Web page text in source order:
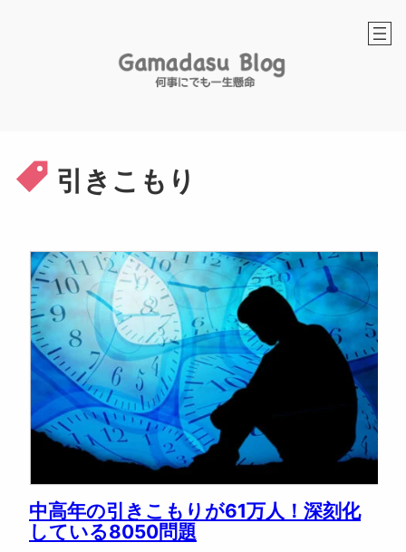
引きこもり
中高年の引きこもりが61万人！深刻化
している8050問題